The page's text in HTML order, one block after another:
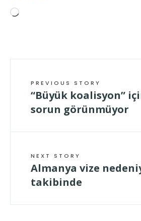
Wird
PREVIOUS STORY
“Büyük koalisyon”
sorun görünmüyor
NEXT STORY
Almanya vize
takibinde